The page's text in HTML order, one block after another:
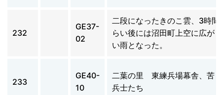
232
GE37-
02
二段になったきのこ雲、3時
らい後には沼田町上空に広が
い雨となった。
233
GE40-
10
二葉の里 東練兵場幕舎、苦
兵士たち